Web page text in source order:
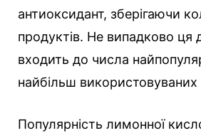
антиоксидант, зберігаючи
продуктів. Не випадково ця
входить до числа
найбільш використовуваних
Популярність лимонної